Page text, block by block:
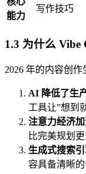
能力
写作技巧
1.3 为什么 Vibe
2026 年的内容创作
AI 降低了生
工具让”想到
注意力经济
比完美规划
生成式搜索
容具备清晰